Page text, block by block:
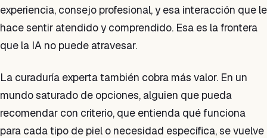
experiencia, consejo profesional, y esa interacción que le
hace sentir atendido y comprendido. Esa es la frontera
que la IA no puede atravesar.
La curaduría experta también cobra más valor. En un
mundo saturado de opciones, alguien que pueda
recomendar con criterio, que entienda qué funciona
para cada tipo de piel o necesidad específica, se vuelve